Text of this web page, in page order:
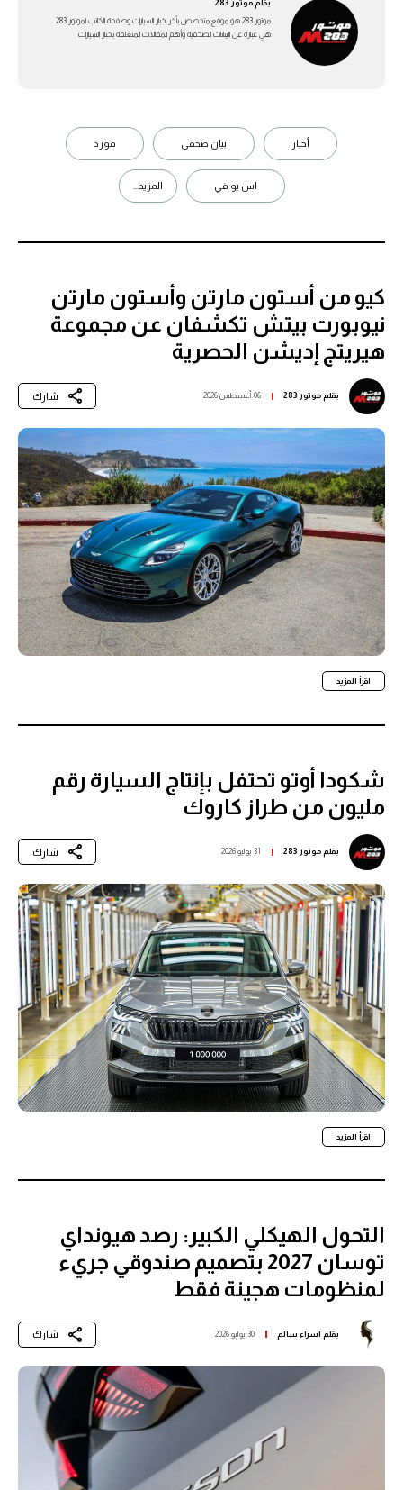
بقلمموتور 283
موتور 283 هو موقع متخصص بأخر اخبار السيارات وصفحة الكاتب لموتور 283
هي عبارة عن اليبانات الصحفية وأهم المقالات المتعلقة باخبار السيارات
أخبار بيان صحفي فورد
اس يو في المزيد...
كيو من أستون مارتن وأستون مارتن
نيوبورت بيتش تكشفان عن مجموعة
هيريتج إديشن الحصرية
بقلمموتور 283 06 أغسطس 2026 شارك
اقرأ المزيد
شكودا أوتو تحتفل بإنتاج السيارة رقم
مليون من طراز كاروك
بقلمموتور 283 31 يوليو 2026 شارك
اقرأ المزيد
التحول الهيكلي الكبير: رصد هيونداي
توسان 2027 بتصميم صندوقي جريء
لمنظومات هجينة فقط
بقلم اسراء سالم 30 يوليو 2026 شارك